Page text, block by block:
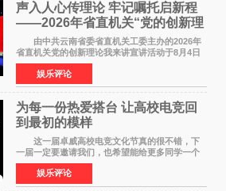
声入人心传理论 牢记嘱托启新程
——2026年省直机关“党的创新理
论我来讲”宣讲活动圆满落幕
由中共云南省委省直机关工委主办的2026年
省直机关党的创新理论我来讲宣讲活动于8月4日
至5日在昆明举办。活动以 "牢记嘱托 感恩奋进
开创云南发展新局面 "为主题，坚持以新时代中国
特色社会主义
娱乐评论
为每一份热爱搭台 让高校电竞回
到最初的模样
这一届卓威高校电竞文化节真的很不错，下
一届一定要邀请我们，也希望能给更多同学一个
来到现场的机会。 2026卓威高校电竞文化节
已经落下帷幕，在活动结束后，仍有不少高校电
竞社负责人和现
娱乐评论